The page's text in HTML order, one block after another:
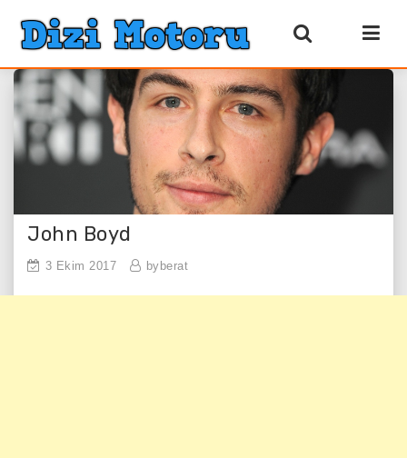
John Boyd
3 Ekim 2017 byberat